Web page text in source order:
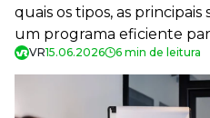
Educação Financeira
Saiba como gerenciar o seu
Para o Trabalhador
VR na Imprensa
quais os tipos, as
um programa eficiente
VR15.06.2026 6 min de leitura